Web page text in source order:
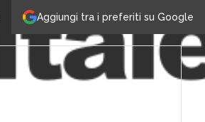
Aggiungi tra i preferiti su Google